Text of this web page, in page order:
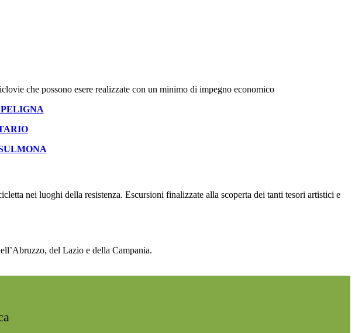
che possono esere realizzate con un minimo di impegno economico
nei luoghi della resistenza. Escursioni finalizzate alla scoperta dei tanti tesori artistici e
del Lazio e della Campania.